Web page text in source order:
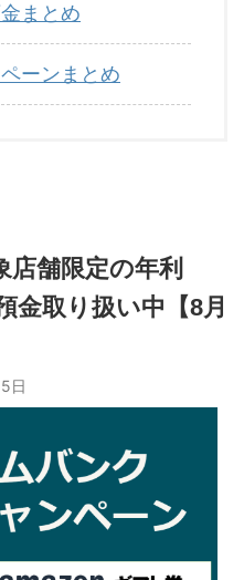
まとめ
ーンまとめ
舗限定の年利
金取り扱い中【8月
日